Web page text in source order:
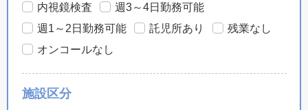
内視鏡検査
週3～4日勤務可能
週1～2日勤務可能
託児所あり
残業なし
オンコールなし
施設区分